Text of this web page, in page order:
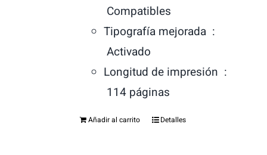
Compatibles
Tipografía mejorada ‏ :
Activado
Longitud de impresión ‏ :
114 páginas
Añadir al carrito Detalles